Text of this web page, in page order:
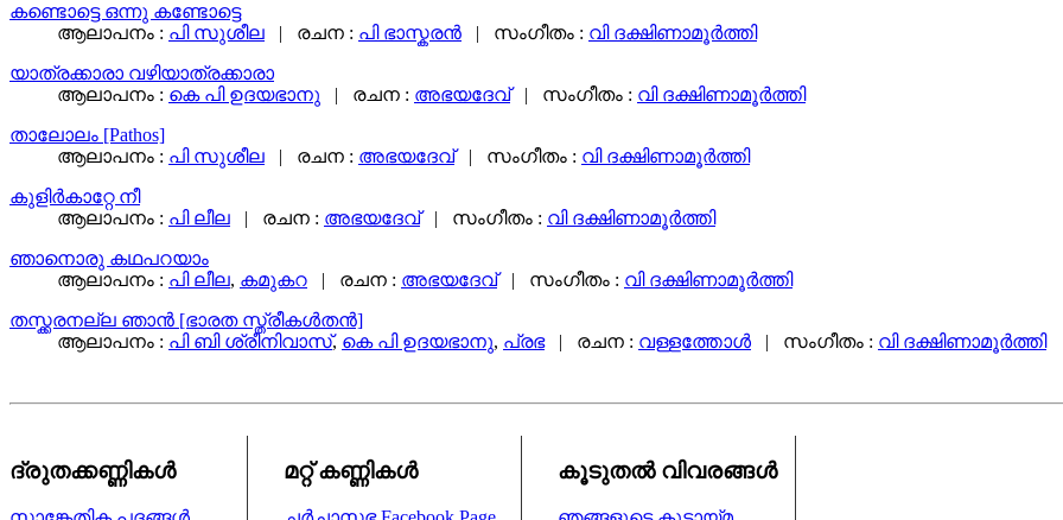
കണ്ടൊട്ടെ ഒന്നു കണ്ടോട്ടെ
ആലാപനം : പി സുശീല | രചന : പി ഭാസ്കരൻ | സംഗീതം : വി ദക്ഷിണാമൂര്‍ത്തി
യാത്രക്കാരാ വഴിയാത്രക്കാരാ
ആലാപനം : കെ പി ഉദയഭാനു | രചന : അഭയദേവ്| സംഗീതം : വി ദക്ഷിണാമൂര്‍ത്തി
താലോലം [Pathos]
ആലാപനം : പി സുശീല | രചന : അഭയദേവ്| സംഗീതം : വി ദക്ഷിണാമൂര്‍ത്തി
കുളിര്‍കാറ്റേ നീ
ആലാപനം : പി ലീല | രചന : അഭയദേവ്| സംഗീതം : വി ദക്ഷിണാമൂര്‍ത്തി
ഞാനൊരു കഥപറയാം
ആലാപനം : പി ലീല, കമുകറ | രചന : അഭയദേവ്| സംഗീതം : വി ദക്ഷിണാമൂര്‍ത്തി
തസ്ക്കരനല്ല ഞാന്‍ [ഭാരത സ്ത്രീകള്‍തന്‍]
ആലാപനം : പി ബി ശ്രീനിവാസ്‌, കെ പി ഉദയഭാനു, പ്രഭ| രചന : വള്ളത്തോള്‍ | സംഗീതം : വി ദക്ഷിണാമൂര്‍ത്തി
ദ്രുതക്കണ്ണികള്‍ മറ്റ് കണ്ണികള്‍ കൂടുതല്‍ വിവരങ്ങള്‍